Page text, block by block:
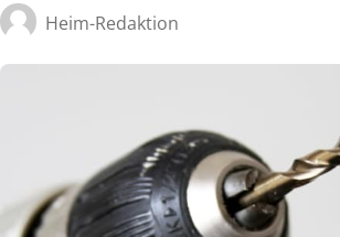
Heim-Redaktion